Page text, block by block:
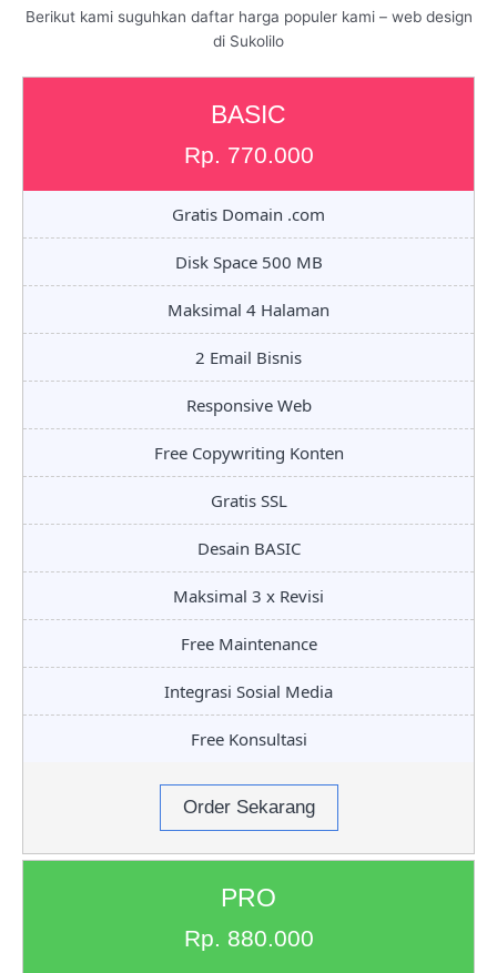
Berikut kami suguhkan daftar harga populer kami – web design
di Sukolilo
BASIC
Rp. 770.000
Gratis Domain .com
Disk Space 500 MB
Maksimal 4 Halaman
2 Email Bisnis
Responsive Web
Free Copywriting Konten
Gratis SSL
Desain BASIC
Maksimal 3 x Revisi
Free Maintenance
Integrasi Sosial Media
Free Konsultasi
Order Sekarang
PRO
Rp. 880.000